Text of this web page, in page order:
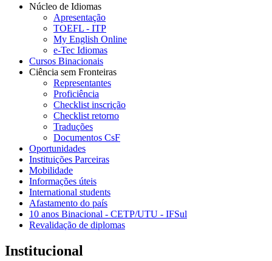
Núcleo de Idiomas
Apresentação
TOEFL - ITP
My English Online
e-Tec Idiomas
Cursos Binacionais
Ciência sem Fronteiras
Representantes
Proficiência
Checklist inscrição
Checklist retorno
Traduções
Documentos CsF
Oportunidades
Instituições Parceiras
Mobilidade
Informações úteis
International students
Afastamento do país
10 anos Binacional - CETP/UTU - IFSul
Revalidação de diplomas
Institucional